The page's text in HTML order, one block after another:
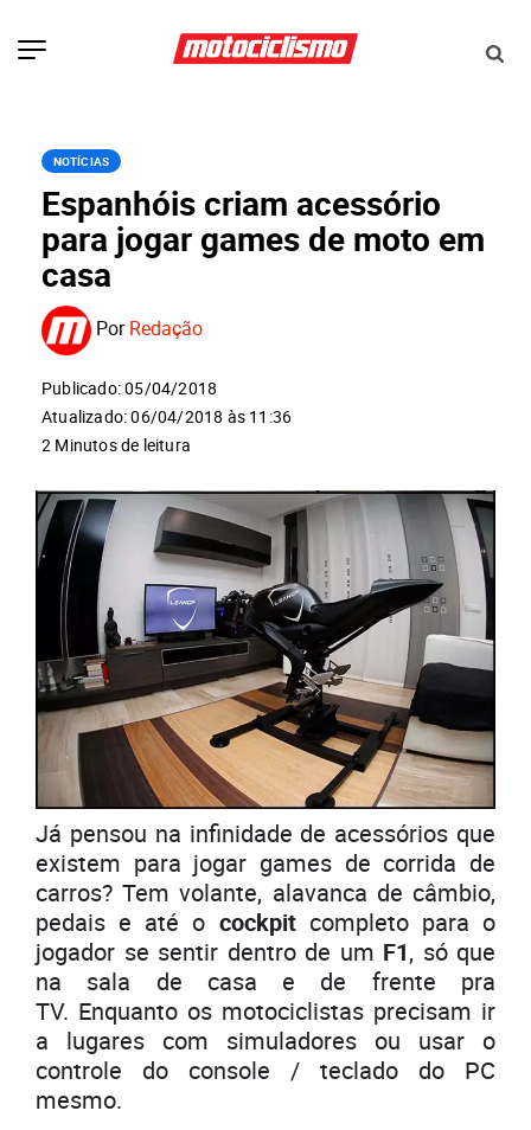
NOTÍCIAS
Espanhóis criam acessório
para jogar games de moto em
casa
PorRedação
Publicado: 05/04/2018
Atualizado: 06/04/2018 às 11:36
2 Minutos de leitura
Já pensou na infinidade de acessórios que
existem para jogar games de corrida de
carros? Tem volante, alavanca de câmbio,
pedais e até o cockpitcompleto para o
jogador se sentir dentro de um F1, só que
na sala de casa e de frente pra
TV. Enquanto os motociclistas precisam ir
a lugares com simuladores ou usar o
controle do console / teclado do PC
mesmo.